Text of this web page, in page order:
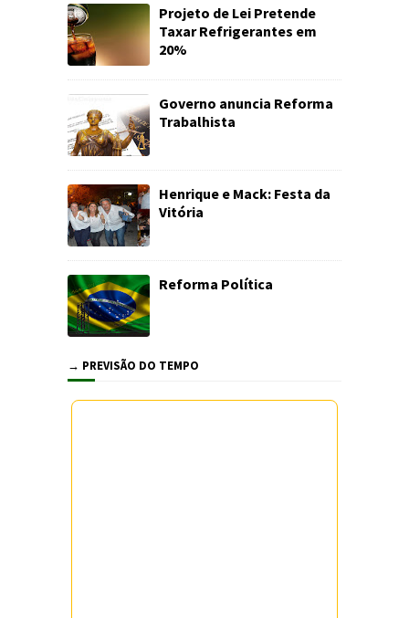
Projeto de Lei Pretende
Taxar Refrigerantes em
20%
Governo anuncia Reforma
Trabalhista
Henrique e Mack: Festa da
Vitória
Reforma Política
→ PREVISÃO DO TEMPO